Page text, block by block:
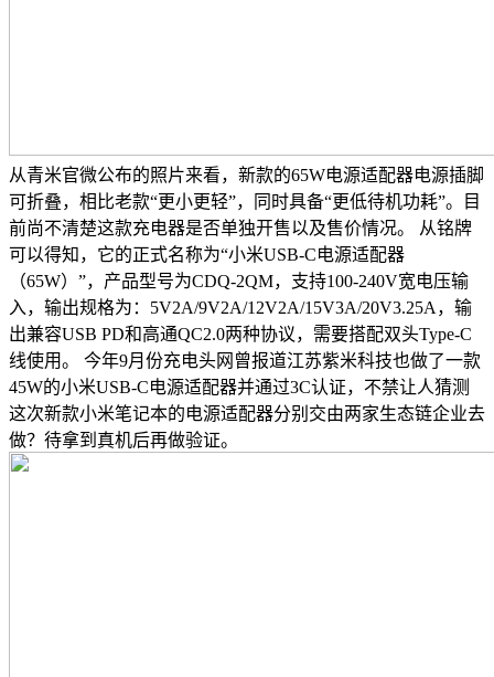
从青米官微公布的照片来看，新款的65W电源适配器电源插脚
可折叠，相比老款“更小更轻”，同时具备“更低待机功耗”。目
前尚不清楚这款充电器是否单独开售以及售价情况。 从铭牌
可以得知，它的正式名称为“小米USB-C电源适配器
（65W）”，产品型号为CDQ-2QM，支持100-240V宽电压输
入，输出规格为：5V2A/9V2A/12V2A/15V3A/20V3.25A，输
出兼容USB PD和高通QC2.0两种协议，需要搭配双头Type-C
线使用。 今年9月份充电头网曾报道江苏紫米科技也做了一款
45W的小米USB-C电源适配器并通过3C认证，不禁让人猜测
这次新款小米笔记本的电源适配器分别交由两家生态链企业去
做？待拿到真机后再做验证。